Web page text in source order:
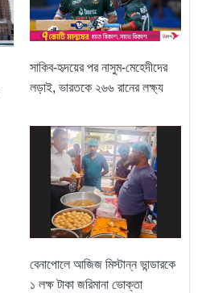
সাকিব-হৃদয়ের পর নাসুম-মেহেদীদের
লড়াই, ভারতকে ২৬৬ রানের লক্ষ্য
বেনাপোলে আজিজ মিস্টান্ন ভান্ডারকে
১ লক্ষ টাকা জরিমানা ভোক্তা